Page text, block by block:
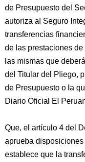
de Presupuesto del
autoriza al Seguro
transferencias
de las prestaciones
las mismas que
del Titular del Pliego,
de Presupuesto o la
Diario Oficial El
Que, el artículo 4 del
aprueba
establece que la